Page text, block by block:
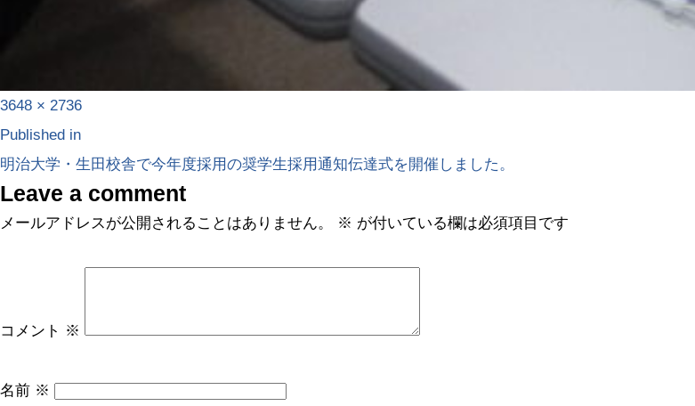
3648 × 2736
Published in
明治大学・生田校舎で今年度採用の奨学生採用通知伝達式を開催しました。
Leave a comment
メールアドレスが公開されることはありません。 ※ が付いている欄は必須項目です
コメント ※
名前 ※